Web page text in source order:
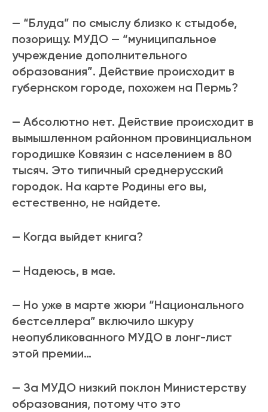
— “Блуда” по смыслу близко к стыдобе,
позорищу. МУДО — “муниципальное
учреждение дополнительного
образования”. Действие происходит в
губернском городе, похожем на Пермь?
— Абсолютно нет. Действие происходит в
вымышленном районном провинциальном
городишке Ковязин с населением в 80
тысяч. Это типичный среднерусский
городок. На карте Родины его вы,
естественно, не найдете.
— Когда выйдет книга?
— Надеюсь, в мае.
— Но уже в марте жюри “Национального
бестселлера” включило шкуру
неопубликованного МУДО в лонг-лист
этой премии…
— За МУДО низкий поклон Министерству
образования, потому что это